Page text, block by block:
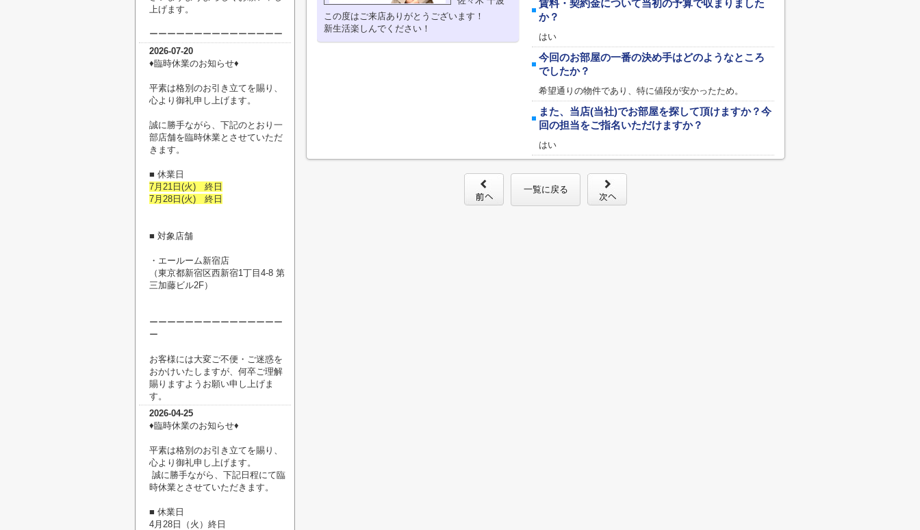
この度はご来店ありがとうございます！
新生活楽しんでください！
賃料・契約金について当初の予算で収まりました
か？
はい
今回のお部屋の一番の決め手はどのようなところ
でしたか？
希望通りの物件であり、特に値段が安かったため。
また、当店(当社)でお部屋を探して頂けますか？今
回の担当をご指名いただけますか？
はい
一覧に戻る
上げます。
ーーーーーーーーーーーーーーー
2026-07-20
♦臨時休業のお知らせ♦
平素は格別のお引き立てを賜り、
心より御礼申し上げます。
誠に勝手ながら、下記のとおり一
部店舗を臨時休業とさせていただ
きます。
■ 休業日
7月21日(火) 終日
7月28日(火) 終日
■ 対象店舗
・エールーム新宿店
（東京都新宿区西新宿1丁目4-8 第
三加藤ビル2F）
ーーーーーーーーーーーーーーー
ー
お客様には大変ご不便・ご迷惑を
おかけいたしますが、何卒ご理解
賜りますようお願い申し上げま
す。
2026-04-25
♦臨時休業のお知らせ♦
平素は格別のお引き立てを賜り、
心より御礼申し上げます。
誠に勝手ながら、下記日程にて臨
時休業とさせていただきます。
■ 休業日
4月28日（火）終日